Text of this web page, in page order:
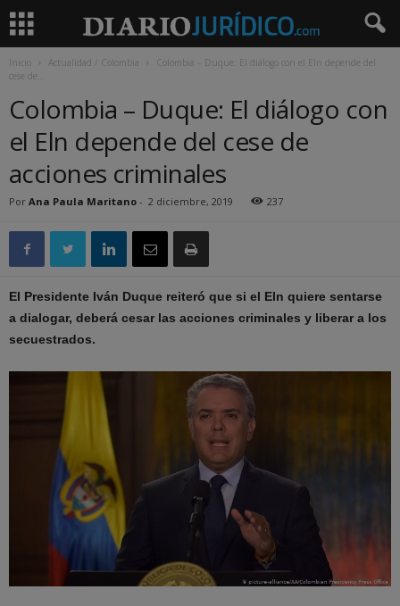
Inicio Actualidad / Colombia
Colombia – Duque: El diálogo con el Eln depende del
cese de...
Colombia – Duque: El diálogo con
el Eln depende del cese de
acciones criminales
Por Ana Paula Maritano - 2 diciembre, 2019 237
El Presidente Iván Duque reiteró que si el Eln quiere sentarse
a dialogar, deberá cesar las acciones criminales y liberar a los
secuestrados.